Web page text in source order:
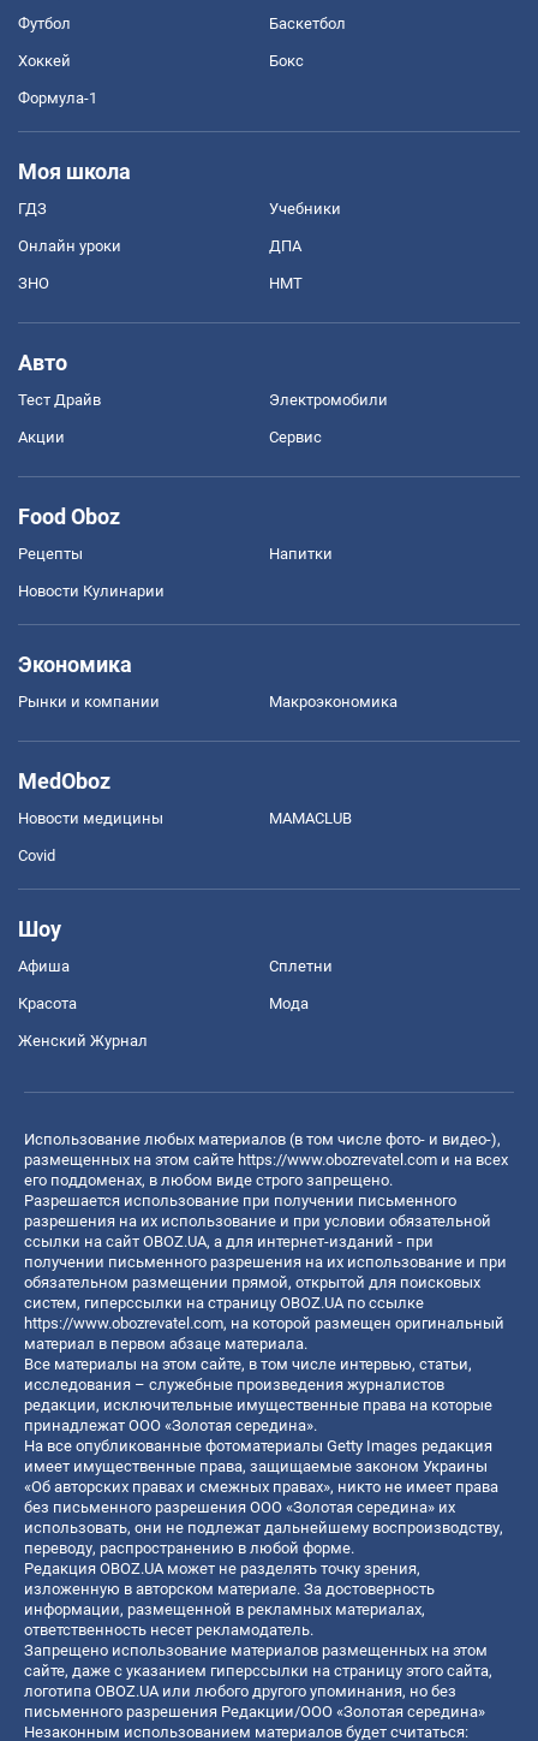
Футбол Баскетбол
Хоккей Бокс
Формула-1
Моя школа
ГДЗ Учебники
Онлайн уроки ДПА
ЗНО НМТ
Авто
Тест Драйв Электромобили
Акции Сервис
Food Oboz
Рецепты Напитки
Новости Кулинарии
Экономика
Рынки и компании Mакроэкономика
MedOboz
Новости медицины MAMACLUB
Covid
Шоу
Афиша Сплетни
Красота Мода
Женский Журнал
Использование любых материалов (в том числе фото- и видео-),
размещенных на этом сайте https://www.obozrevatel.com и на всех
его поддоменах, в любом виде строго запрещено.
Разрешается использование при получении письменного
разрешения на их использование и при условии обязательной
ссылки на сайт OBOZ.UA, а для интернет-изданий - при
получении письменного разрешения на их использование и при
обязательном размещении прямой, открытой для поисковых
систем, гиперссылки на страницу OBOZ.UA по ссылке
https://www.obozrevatel.com, на которой размещен оригинальный
материал в первом абзаце материала.
Все материалы на этом сайте, в том числе интервью, статьи,
исследования – служебные произведения журналистов
редакции, исключительные имущественные права на которые
принадлежат ООО «Золотая середина».
На все опубликованные фотоматериалы Getty Images редакция
имеет имущественные права, защищаемые законом Украины
«Об авторских правах и смежных правах», никто не имеет права
без письменного разрешения ООО «Золотая середина» их
использовать, они не подлежат дальнейшему воспроизводству,
переводу, распространению в любой форме.
Редакция OBOZ.UA может не разделять точку зрения,
изложенную в авторском материале. За достоверность
информации, размещенной в рекламных материалах,
ответственность несет рекламодатель.
Запрещено использование материалов размещенных на этом
сайте, даже с указанием гиперссылки на страницу этого сайта,
логотипа OBOZ.UA или любого другого упоминания, но без
письменного разрешения Редакции/ООО «Золотая середина»
Незаконным использованием материалов будет считаться: